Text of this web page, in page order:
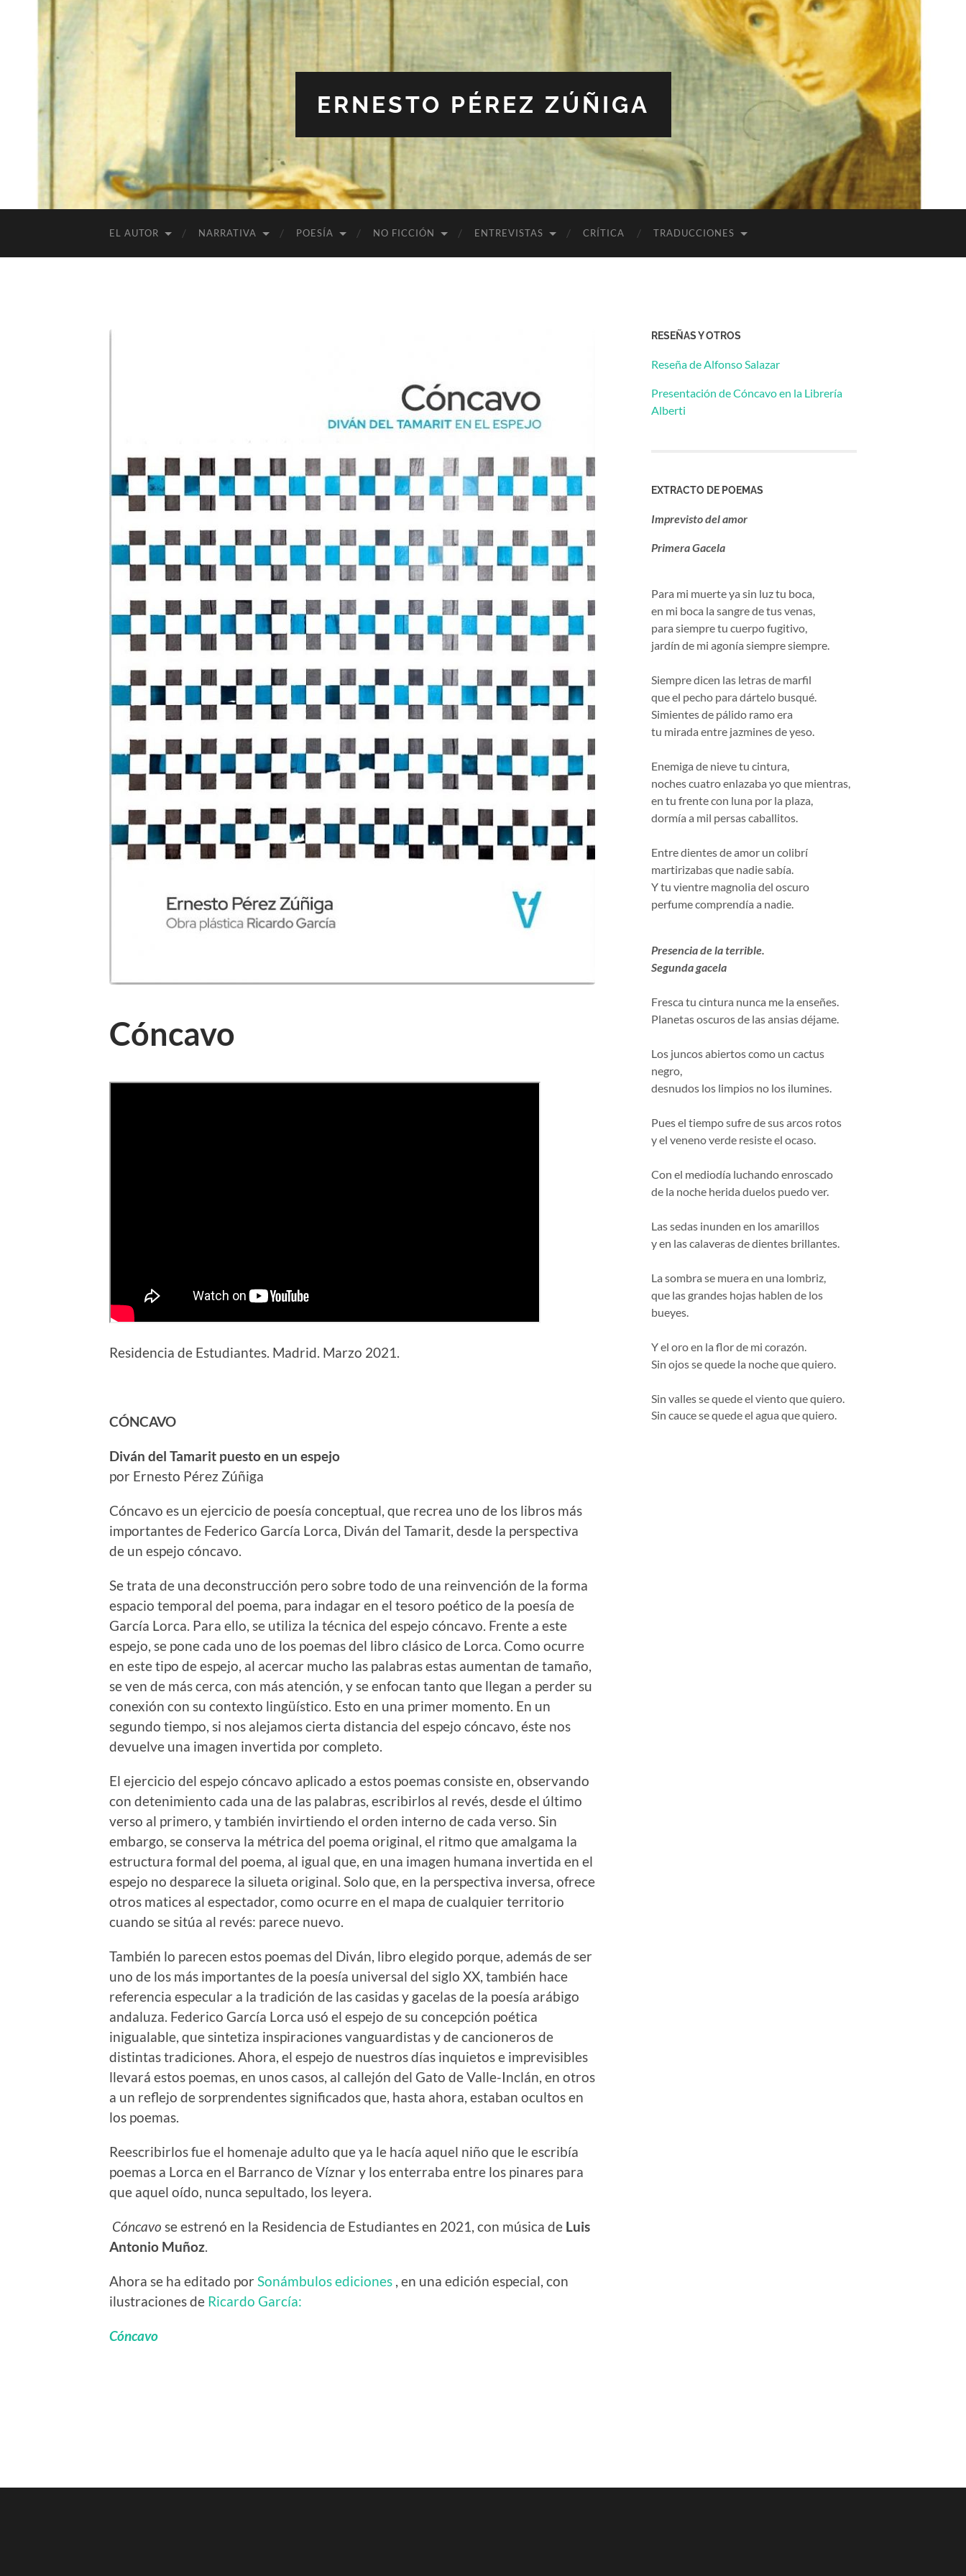
ERNESTO PÉREZ ZÚÑIGA
EL AUTOR NARRATIVA POESÍA NO FICCIÓN ENTREVISTAS CRÍTICA TRADUCCIONES
Cóncavo
Residencia de Estudiantes. Madrid. Marzo 2021.
CÓNCAVO
Diván del Tamarit puesto en un espejo
por Ernesto Pérez Zúñiga
Cóncavo es un ejercicio de poesía conceptual, que recrea uno de los libros más
importantes de Federico García Lorca, Diván del Tamarit, desde la perspectiva
de un espejo cóncavo.
Se trata de una deconstrucción pero sobre todo de una reinvención de la forma
espacio temporal del poema, para indagar en el tesoro poético de la poesía de
García Lorca. Para ello, se utiliza la técnica del espejo cóncavo. Frente a este
espejo, se pone cada uno de los poemas del libro clásico de Lorca. Como ocurre
en este tipo de espejo, al acercar mucho las palabras estas aumentan de tamaño,
se ven de más cerca, con más atención, y se enfocan tanto que llegan a perder su
conexión con su contexto lingüístico. Esto en una primer momento. En un
segundo tiempo, si nos alejamos cierta distancia del espejo cóncavo, éste nos
devuelve una imagen invertida por completo.
El ejercicio del espejo cóncavo aplicado a estos poemas consiste en, observando
con detenimiento cada una de las palabras, escribirlos al revés, desde el último
verso al primero, y también invirtiendo el orden interno de cada verso. Sin
embargo, se conserva la métrica del poema original, el ritmo que amalgama la
estructura formal del poema, al igual que, en una imagen humana invertida en el
espejo no desparece la silueta original. Solo que, en la perspectiva inversa, ofrece
otros matices al espectador, como ocurre en el mapa de cualquier territorio
cuando se sitúa al revés: parece nuevo.
También lo parecen estos poemas del Diván, libro elegido porque, además de ser
uno de los más importantes de la poesía universal del siglo XX, también hace
referencia especular a la tradición de las casidas y gacelas de la poesía arábigo
andaluza. Federico García Lorca usó el espejo de su concepción poética
inigualable, que sintetiza inspiraciones vanguardistas y de cancioneros de
distintas tradiciones. Ahora, el espejo de nuestros días inquietos e imprevisibles
llevará estos poemas, en unos casos, al callejón del Gato de Valle-Inclán, en otros
a un reflejo de sorprendentes significados que, hasta ahora, estaban ocultos en
los poemas.
Reescribirlos fue el homenaje adulto que ya le hacía aquel niño que le escribía
poemas a Lorca en el Barranco de Víznar y los enterraba entre los pinares para
que aquel oído, nunca sepultado, los leyera.
Cóncavo se estrenó en la Residencia de Estudiantes en 2021, con música de Luis
Antonio Muñoz.
Ahora se ha editado por Sonámbulos ediciones , en una edición especial, con
ilustraciones de Ricardo García:
Cóncavo
RESEÑAS Y OTROS
Reseña de Alfonso Salazar
Presentación de Cóncavo en la Librería
Alberti
EXTRACTO DE POEMAS
Imprevisto del amor
Primera Gacela
Para mi muerte ya sin luz tu boca,
en mi boca la sangre de tus venas,
para siempre tu cuerpo fugitivo,
jardín de mi agonía siempre siempre.
Siempre dicen las letras de marfil
que el pecho para dártelo busqué.
Simientes de pálido ramo era
tu mirada entre jazmines de yeso.
Enemiga de nieve tu cintura,
noches cuatro enlazaba yo que mientras,
en tu frente con luna por la plaza,
dormía a mil persas caballitos.
Entre dientes de amor un colibrí
martirizabas que nadie sabía.
Y tu vientre magnolia del oscuro
perfume comprendía a nadie.
Presencia de la terrible.
Segunda gacela
Fresca tu cintura nunca me la enseñes.
Planetas oscuros de las ansias déjame.
Los juncos abiertos como un cactus
negro,
desnudos los limpios no los ilumines.
Pues el tiempo sufre de sus arcos rotos
y el veneno verde resiste el ocaso.
Con el mediodía luchando enroscado
de la noche herida duelos puedo ver.
Las sedas inunden en los amarillos
y en las calaveras de dientes brillantes.
La sombra se muera en una lombriz,
que las grandes hojas hablen de los
bueyes.
Y el oro en la flor de mi corazón.
Sin ojos se quede la noche que quiero.
Sin valles se quede el viento que quiero.
Sin cauce se quede el agua que quiero.